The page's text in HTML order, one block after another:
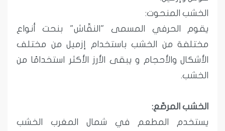
الخشب المنحوت:
يقوم الحرفي المسمى "النقّاش" بنحت أنواع
مختلفة من الخشب باستخدام إزميل من مختلف
الأشكال والأحجام و يبقى الأرز الأكثر استخدامًا من
الخشب.
الخشب المرصّع:
يستخدم المطعم في شمال المغرب الخشب